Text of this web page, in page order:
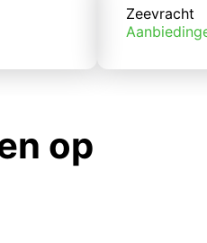
Zeevracht
op